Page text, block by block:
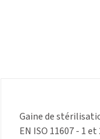
Gaine de
EN ISO 11607 - 1 et